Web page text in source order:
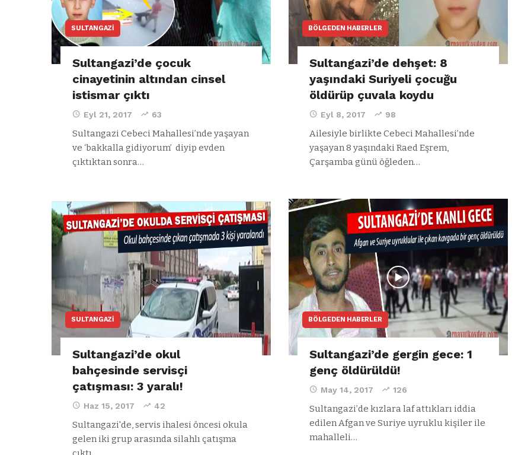
SULTANGAZI
Sultangazi’de çocuk
cinayetinin altından cinsel
istismar çıktı
Eyl 21, 2017 63
Sultangazi Cebeci Mahallesi’nde yaşayan
ve ‘bakkalla gidiyorum’ diyip evden
çıktıktan sonra…
BÖLGEDEN HABERLER
Sultangazi’de dehşet: 8
yaşındaki Suriyeli çocuğu
öldürüp çuvala koydu
Eyl 8, 2017 98
Ailesiyle birlikte Cebeci Mahallesi’nde
yaşayan 8 yaşındaki Raed Eşrem,
Çarşamba günü öğleden…
SULTANGAZI
Sultangazi’de okul
bahçesinde servisçi
çatışması: 3 yaralı!
Haz 15, 2017 42
Sultangazi'de, servis ihalesi öncesi okula
gelen iki grup arasında silahlı çatışma
BÖLGEDEN HABERLER
Sultangazi’de gergin gece: 1
genç öldürüldü!
May 14, 2017 126
Sultangazi’de kızlara laf attıkları iddia
edilen Afgan ve Suriye uyruklu kişiler ile
mahalleli…